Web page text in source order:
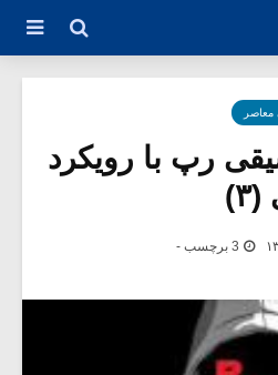
رپ با رویکرد
3 برچسب -